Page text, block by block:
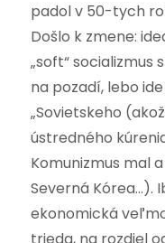
padol v 50-tych
Došlo k zmene:
„soft“ socializmus
na pozadí, lebo
„Sovietskeho
ústredného
Komunizmus mal
Severná Kórea…).
ekonomická